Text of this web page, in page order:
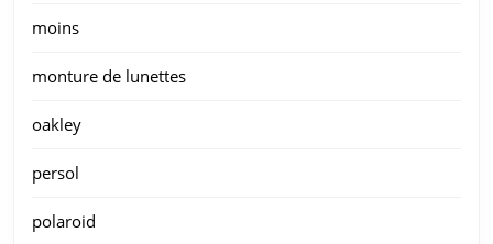
moins
monture de lunettes
oakley
persol
polaroid